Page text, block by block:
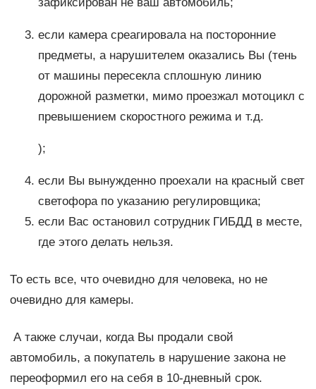
если камера среагировала на посторонние
предметы, а нарушителем оказались Вы (тень
от машины пересекла сплошную линию
дорожной разметки, мимо проезжал мотоцикл с
превышением скоростного режима и т.д.
);
если Вы вынужденно проехали на красный свет
светофора по указанию регулировщика;
если Вас остановил сотрудник ГИБДД в месте,
где этого делать нельзя.
То есть все, что очевидно для человека, но не
очевидно для камеры.
А также случаи, когда Вы продали свой
автомобиль, а покупатель в нарушение закона не
переоформил его на себя в 10-дневный срок.